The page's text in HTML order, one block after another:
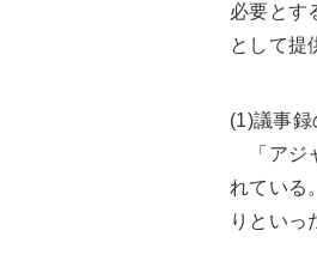
必要とす
として提
(1)議事
「アジ
れている
りといっ